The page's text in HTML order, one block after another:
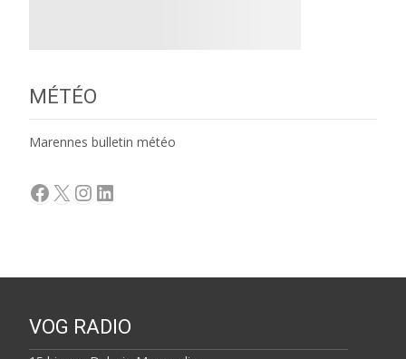
MÉTÉO
Marennes bulletin météo
Facebook
X Instagram
LinkedIn
VOG RADIO